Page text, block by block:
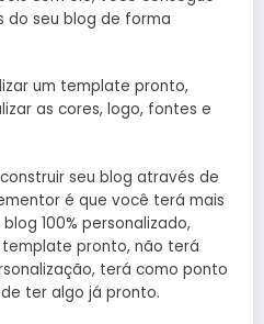
do seu blog de forma
um template pronto,
as cores, logo, fontes e
seu blog através de
é que você terá mais
100% personalizado,
pronto, não terá
terá como ponto
ter algo já pronto.